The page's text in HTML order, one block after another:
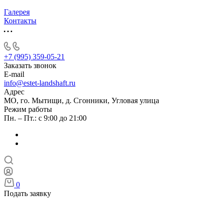
Галерея
Контакты
+7 (995) 359-05-21
Заказать звонок
E-mail
info@estet-landshaft.ru
Адрес
МО, го. Мытищи, д. Сгонники, Угловая улица
Режим работы
Пн. – Пт.: с 9:00 до 21:00
0
Подать заявку